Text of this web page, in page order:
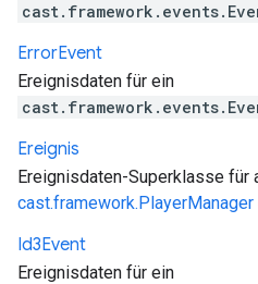
ErrorEvent
Ereignisdaten für ein
Ereignis
Ereignisdaten-Superklasse für
cast.framework.PlayerManager
Id3Event
Ereignisdaten für ein